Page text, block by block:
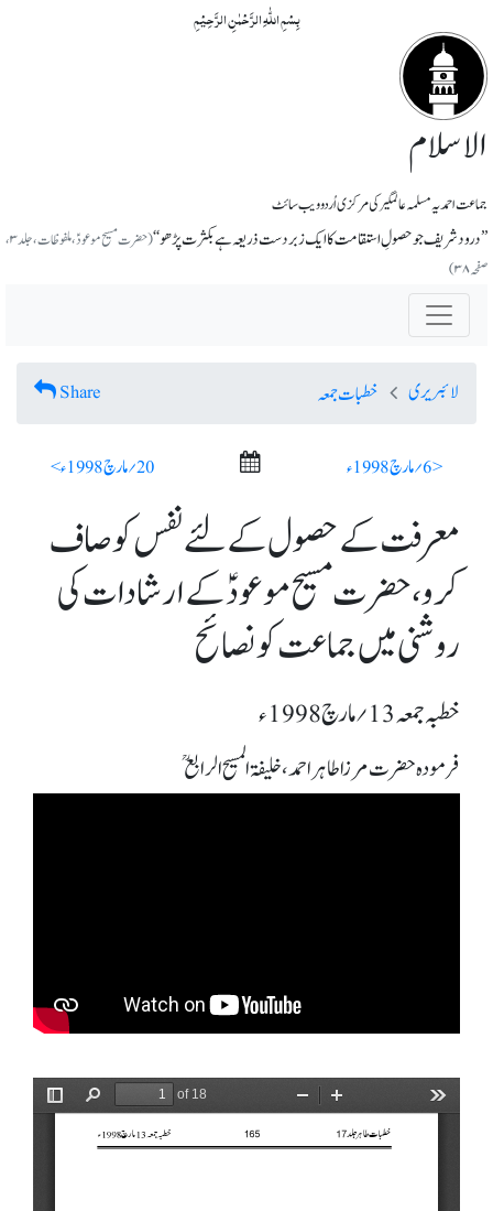
بِسۡمِ اللّٰہِ الرَّحۡمٰنِ الرَّحِیۡمِ
الاسلام
جماعت احمدیہ مسلمہ عالمگیر کی مرکزی اُردو ویب سائٹ
’’درود شریف جو حصولِ استقامت کا ایک زبردست ذریعہ ہے بکثرت پڑھو‘‘
(حضرت مسیح موعودؑ، ملفوظات، جلد۳،
صفحہ ۳۸)
لائبریری خطبات جمعہ Share
< 6؍ مارچ 1998ء 20؍ مارچ 1998ء >
معرفت کے حصول کے لئے نفس کو صاف
کرو، حضرت مسیح موعودؑ کے ارشادات کی
روشنی میں جماعت کو نصائح
خطبہ جمعہ 13؍ مارچ 1998ء
فرمودہ حضرت مرزا طاہر احمد، خلیفۃ المسیح الرابعؒ